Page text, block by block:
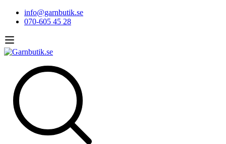
info@garnbutik.se
070-605 45 28